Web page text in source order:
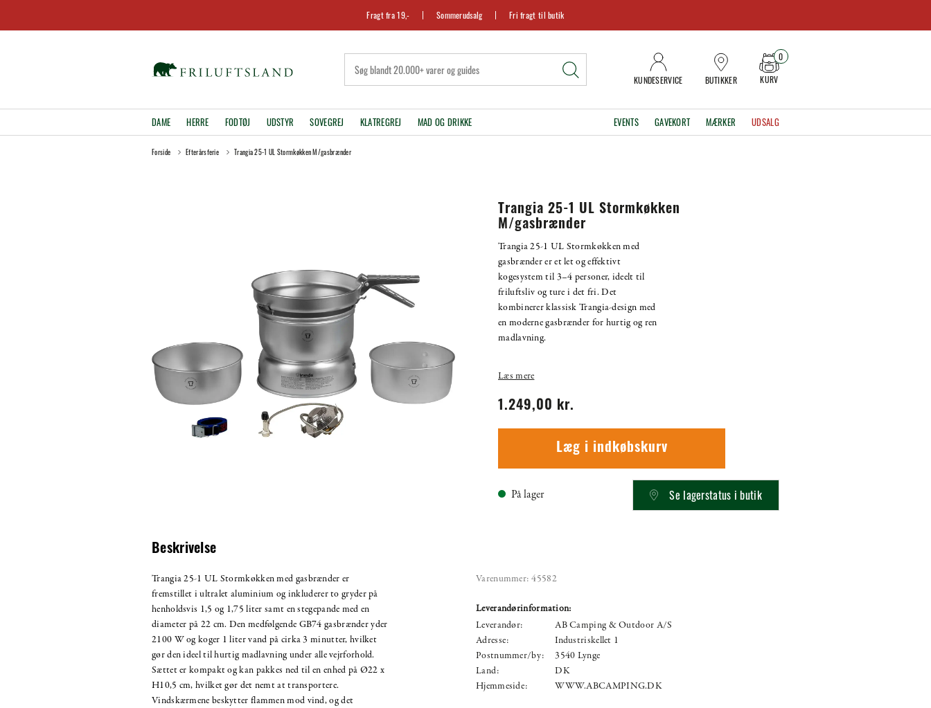
Fragt fra 19,- Sommerudsalg Fri fragt til butik
KUNDESERVICE BUTIKKER KURV
0
DAME HERRE FODTØJ UDSTYR SOVEGREJ KLATREGREJ MAD OG DRIKKE EVENTS GAVEKORT MÆRKER UDSALG
Forside Efterårsferie Trangia 25-1 UL Stormkøkken M/gasbrænder
Trangia 25-1 UL Stormkøkken
M/gasbrænder
Trangia 25-1 UL Stormkøkken med
gasbrænder er et let og effektivt
kogesystem til 3–4 personer, ideelt til
friluftsliv og ture i det fri. Det
kombinerer klassisk Trangia-design med
en moderne gasbrænder for hurtig og ren
madlavning.
Læs mere
1.249,00 kr.
Læg i indkøbskurv
På lager Se lagerstatus i butik
Beskrivelse
Trangia 25-1 UL Stormkøkken med gasbrænder er
fremstillet i ultralet aluminium og inkluderer to gryder på
henholdsvis 1,5 og 1,75 liter samt en stegepande med en
diameter på 22 cm. Den medfølgende GB74 gasbrænder yder
2100 W og koger 1 liter vand på cirka 3 minutter, hvilket
gør den ideel til hurtig madlavning under alle vejrforhold.
Sættet er kompakt og kan pakkes ned til en enhed på Ø22 x
H10,5 cm, hvilket gør det nemt at transportere.
Vindskærmene beskytter flammen mod vind, og det
Varenummer: 45582
Leverandørinformation:
Leverandør:
AB Camping & Outdoor A/S
Adresse:
Industriskellet 1
Postnummer/by:
3540 Lynge
Land:
DK
Hjemmeside:
WWW.ABCAMPING.DK